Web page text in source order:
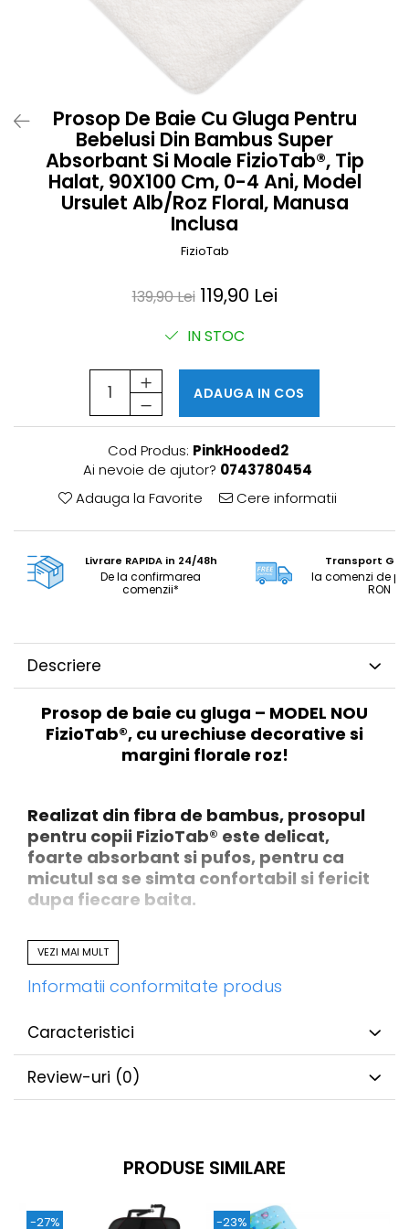
Husa protectie scaun auto
Suporti uscare biberoane
Bile baie copii
Vesela copii
Lampi de veghe
Prosop De Baie Cu Gluga Pentru
Bebelusi Din Bambus Super
Absorbant Si Moale FizioTab®, Tip
Halat, 90X100 Cm, 0-4 Ani, Model
Ursulet Alb/Roz Floral, Manusa
Inclusa
FizioTab
139,90 Lei 119,90 Lei
IN STOC
ADAUGA IN COS
Cod Produs: PinkHooded2
Ai nevoie de ajutor? 0743780454
Adauga la Favorite
Cere informatii
Livrare RAPIDA in 24/48h
De la confirmarea
comenzii*
Transport
la comenzi de
RON
Descriere
Prosop de baie cu gluga – MODEL NOU
FizioTab®, cu urechiuse decorative si
margini florale roz!
Realizat din fibra de bambus, prosopul
pentru copii FizioTab® este delicat,
foarte absorbant si pufos, pentru ca
micutul sa se simta confortabil si fericit
dupa fiecare baita.
Dimensiune marita, 90x100 cm
pentru a va bucura de confortul si
utilitatea lui pentru mai mult timp!
bambus!
Model adorabil, cu urechiuse florale
roz, ideal pentru fetite!
VEZI MAI MULT
Informatii conformitate produs
Caracteristici
Review-uri (0)
PRODUSE SIMILARE
-27% -23%